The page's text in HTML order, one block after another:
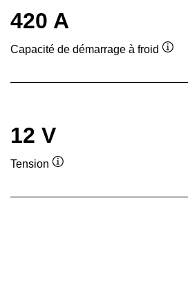
420 A
Capacité de démarrage à froid
12 V
Tension